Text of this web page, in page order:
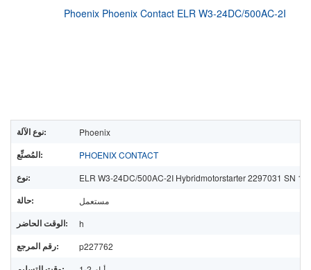
نوع الآلة: Phoenix
المُصنِّع: PHOENIX CONTACT
نوع: ELR W3-24DC/500AC-2I Hybridmotorstarter 2297031 SN
حالة: مستعمل
الوقت الحاضر: h
رقم المرجع: p227762